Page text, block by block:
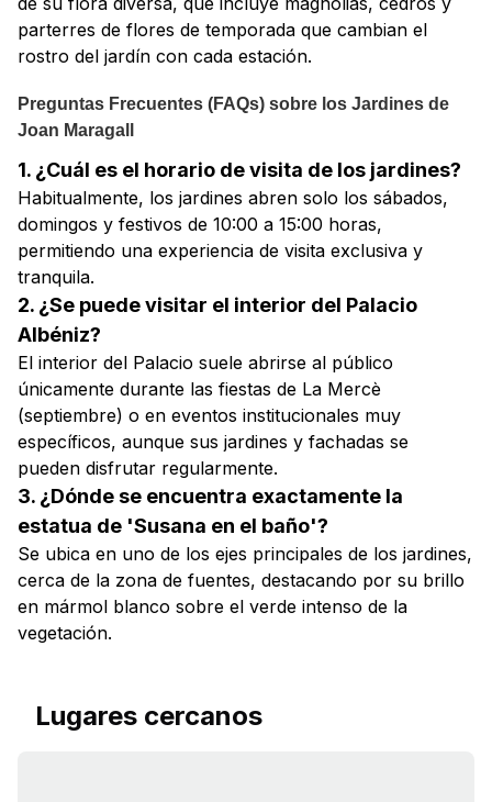
parterres de flores de temporada que cambian el
rostro del jardín con cada estación.
Preguntas Frecuentes (FAQs) sobre los Jardines de
Joan Maragall
1. ¿Cuál es el horario de visita de los jardines?
Habitualmente, los jardines abren solo los sábados,
domingos y festivos de 10:00 a 15:00 horas,
permitiendo una experiencia de visita exclusiva y
tranquila.
2. ¿Se puede visitar el interior del Palacio
Albéniz?
El interior del Palacio suele abrirse al público
únicamente durante las fiestas de La Mercè
(septiembre) o en eventos institucionales muy
específicos, aunque sus jardines y fachadas se
pueden disfrutar regularmente.
3. ¿Dónde se encuentra exactamente la
estatua de 'Susana en el baño'?
Se ubica en uno de los ejes principales de los jardines,
cerca de la zona de fuentes, destacando por su brillo
en mármol blanco sobre el verde intenso de la
vegetación.
Lugares cercanos